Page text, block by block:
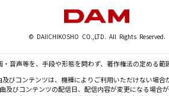
© DAIICHIKOSHO CO.,LTD. All Rights Reserved.
音声等を、手段や形態を問わず、著作権法の定める
及びコンテンツは、機種によりご利用いただけない場合
及びコンテンツの配信日、配信内容が変更になる場合が